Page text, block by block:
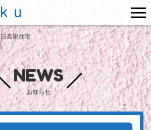
日高家住宅
NEWS
お知らせ